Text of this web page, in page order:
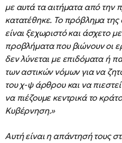
με αυτά τα αιτήματα από την
κατατέθηκε. Το πρόβλημα της
είναι ξεχωριστό και άσχετο
προβλήματα που βιώνουν οι
δεν λύνεται με επιδόματα ή
των αστικών νόμων για να
του χ-ψ άρθρου και να
να πιέζουμε κεντρικά το
Κυβέρνηση.»
Αυτή είναι η απάντησή τους